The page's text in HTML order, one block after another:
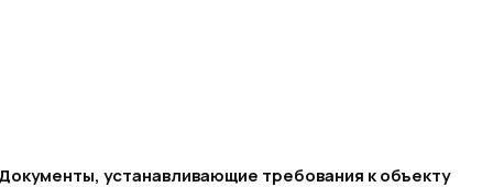
Документы, устанавливающие требования к объекту